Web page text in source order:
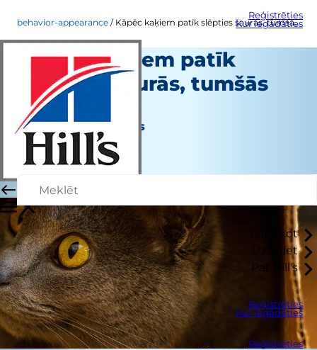
Reģistrēties
Kur iegādāties
Pārlūkot
Uzziniet
Par Hill's
Reģistrēties
Kur iegādāties
Reģistrēties
behavior-appearance Kāpēc kaķiem patīk slēpties šaurās, tumšās vietās
Kāpēc kaķiem patīk
slēpties šaurās, tumšās
vietās
Uzvedība un izskats
Christine O'Brien
|